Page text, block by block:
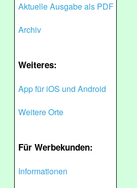
Aktuelle Ausgabe als PDF
Archiv
Weiteres:
App für iOS und Android
Weitere Orte
Für Werbekunden:
Informationen